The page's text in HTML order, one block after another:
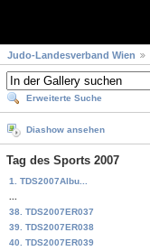
Judo-Landesverband Wien
Erweiterte Suche
Diashow ansehen
Tag des Sports 2007
1. TDS2007Albu...
38. TDS2007ER037
39. TDS2007ER038
40. TDS2007ER039